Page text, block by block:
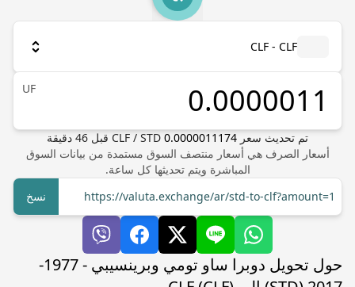
CLF - CLF
UF
تم تحديث سعر CLF / STD 0.0000011174 قبل 46 دقيقة
أسعار الصرف هي أسعار منتصف السوق مستمدة من بيانات السوق
المباشرة ويتم تحديثها كل ساعة.
https://valuta.exchange/ar/std-to-clf?amount=1
نسخ
حول تحويل دوبرا ساو تومي وبرينسيبي - 1977-